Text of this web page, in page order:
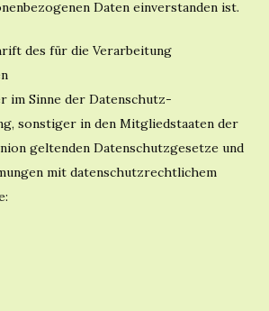
Daten einverstanden ist.
des für die Verarbeitung
im Sinne der Datenschutz-
sonstiger in den Mitgliedstaaten der
geltenden Datenschutzgesetze und
mit datenschutzrechtlichem